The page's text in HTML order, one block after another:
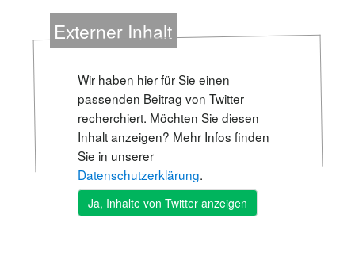
Externer Inhalt
Wir haben hier für Sie einen
passenden Beitrag von Twitter
recherchiert. Möchten Sie diesen
Inhalt anzeigen? Mehr Infos finden
Sie in unserer
Datenschutzerklärung.